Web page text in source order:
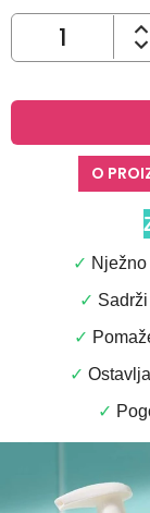
O
✓
✓
✓
✓
✓